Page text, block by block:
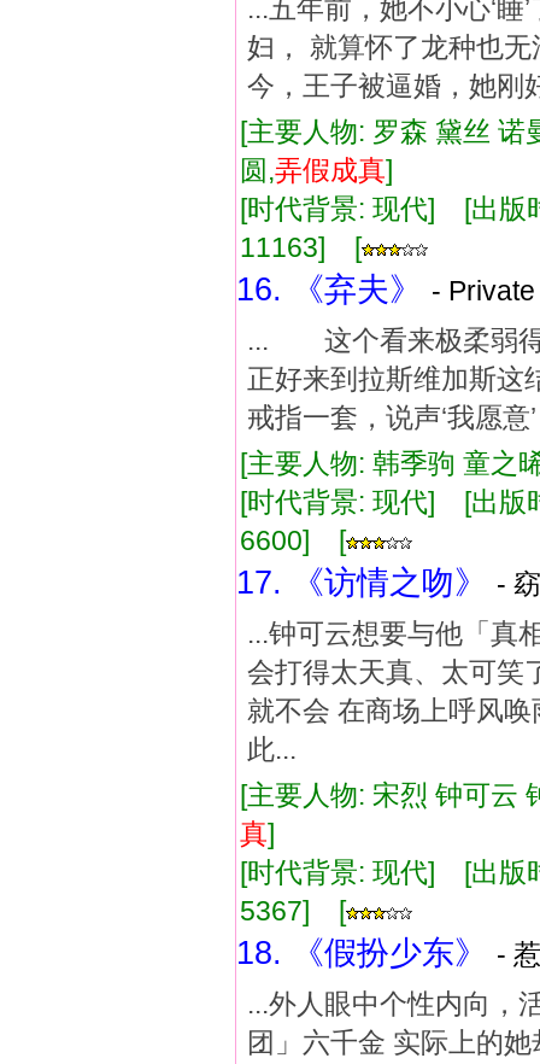
...五年前，她不小心‘
妇， 就算怀了龙种也
今，王子被逼婚，她刚
[主要人物: 罗森 黛丝
圆,弄假成真]
[时代背景: 现代] [出
11163] [
16. 《弃夫》
-
... 这个看来极柔弱
正好来到拉斯维加
戒指一套，说声‘我
[主要人物: 韩季驹 童
[时代背景: 现代] [出
6600] [
17. 《访情之吻》
-
...钟可云想要与他「
会打得太天真、太可
就不会 在商场上呼风
此...
[主要人物: 宋烈 钟可
真]
[时代背景: 现代] [出
5367] [
18. 《假扮少东》
-
...外人眼中个性内向，
团」六千金 实际上的